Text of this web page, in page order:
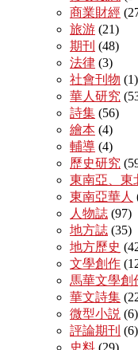
商業財經
旅游 (21)
期刊 (48)
法律 (3)
社會刊物 (1)
華人研究
詩集 (56)
繪本 (4)
輔導 (4)
歷史研究
東南亞、東
東南亞華人
人物誌 (97)
地方誌 (35)
地方歷史
文學創作
馬華文學創
華文詩集
微型小説 (6)
評論期刊 (6)
史料 (29)